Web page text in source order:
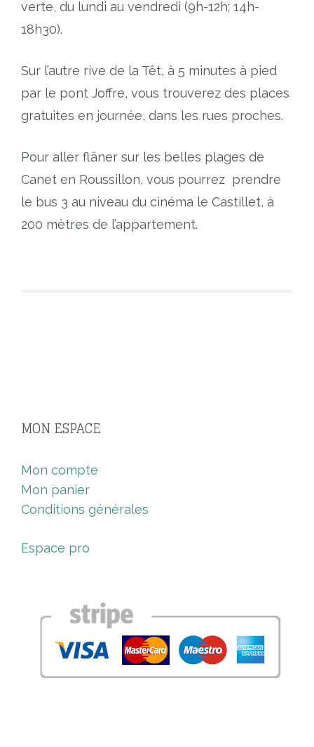
verte, du lundi au vendredi (9h-12h; 14h-
18h30).
Sur l’autre rive de la Têt, à 5 minutes à pied
par le pont Joffre, vous trouverez des places
gratuites en journée, dans les rues proches.
Pour aller flâner sur les belles plages de
Canet en Roussillon, vous pourrez prendre
le bus 3 au niveau du cinéma le Castillet, à
200 mètres de l’appartement.
MON ESPACE
Mon compte
Mon panier
Conditions générales
Espace pro